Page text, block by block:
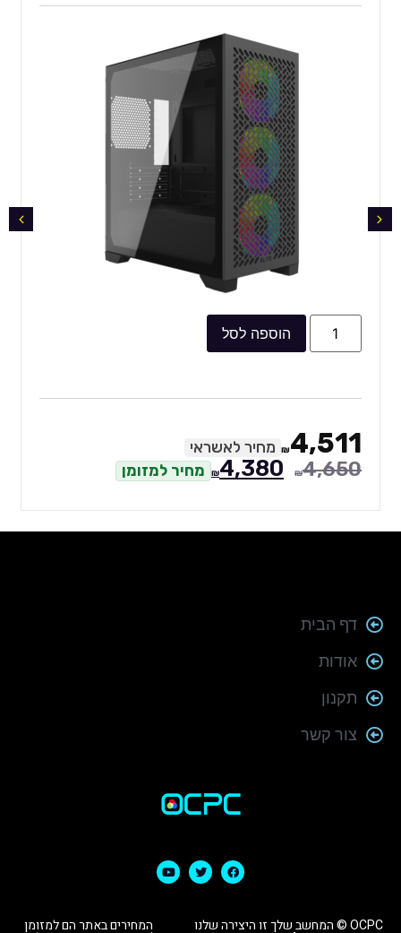
הוספה לסל
₪4,511 מחיר לאשראי
₪4,650
₪4,380 מחיר למזומן
דף הבית
אודות
תקנון
צור קשר
OCPC © המחשב שלך זו היצירה שלנו המחירים באתר הם למזומן